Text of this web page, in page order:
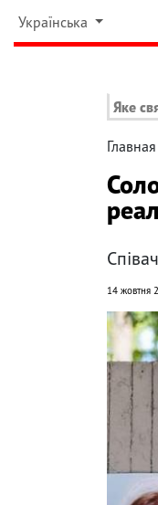
Українська
Яке
Главная
14 жовтня